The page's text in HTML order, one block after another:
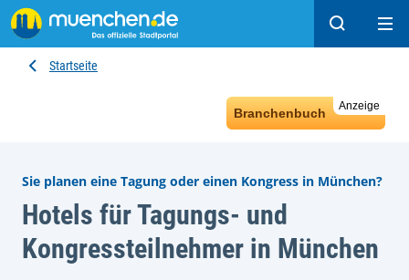
Suchen
Startseite
Anzeige
Branchenbuch
Sie planen eine Tagung oder einen Kongress in München?
Hotels für Tagungs- und
Kongressteilnehmer in München